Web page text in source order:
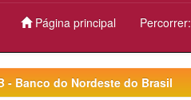
Página principal Percorrer:
- Banco do Nordeste do Brasil